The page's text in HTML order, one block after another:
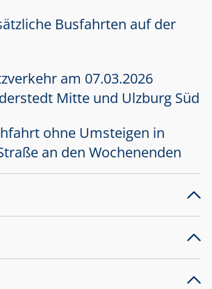
Busfahrten auf der
am 07.03.2026
Mitte und Ulzburg Süd
ohne Umsteigen in
an den Wochenenden
der Bauarbeiten am
Sperrung der Bahnstraße in